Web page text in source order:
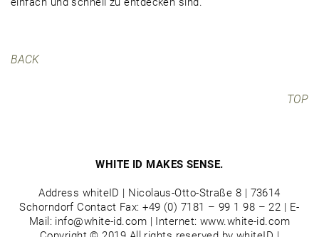
BACK
TOP
WHITE ID MAKES SENSE.
Address whiteID | Nicolaus-Otto-Straße 8 | 73614
Schorndorf Contact Fax: +49 (0) 7181 – 99 1 98 – 22 | E-
Mail: info@white-id.com | Internet: www.white-id.com